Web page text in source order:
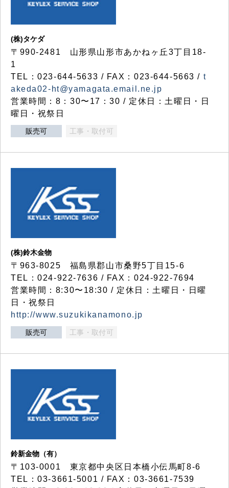
(株)タケダ
〒990-2481 山形県山形市あかねヶ丘3丁目18-
1
TEL：023-644-5633 / FAX：023-644-5663 / t
akeda02-ht@yamagata.email.ne.jp
営業時間：8：30〜17：30 / 定休日：土曜日・日
曜日・祝祭日
販売可 工事・取付可
(株)鈴木金物
〒963-8025 福島県郡山市桑野5丁目15-6
TEL：024-922-7636 / FAX：024-922-7694
営業時間：8:30〜18:30 / 定休日：土曜日・日曜
日・祝祭日
http://www.suzukikanamono.jp
販売可 工事・取付可
鈴新金物（有）
〒103-0001 東京都中央区日本橋小伝馬町8-6
TEL：03-3661-5001 / FAX：03-3661-7539